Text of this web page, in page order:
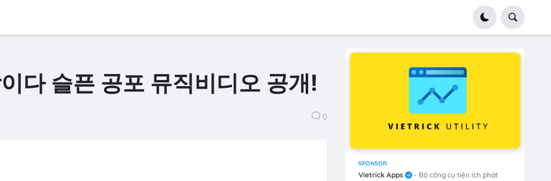
다 슬픈 공포 뮤직비디오 공개!
0
SPONSOR
Vietrick Apps
- Bộ công cụ tiện ích phát